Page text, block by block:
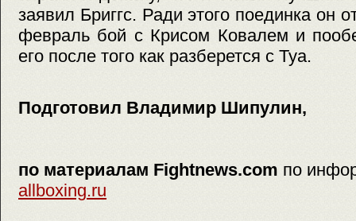
заявил Бриггс. Ради этого поединка он
февраль бой с Крисом Ковалем и
его после того как разберется с Туа.
Подготовил Владимир Шипулин,
по материалам Fightnews.com по
allboxing.ru